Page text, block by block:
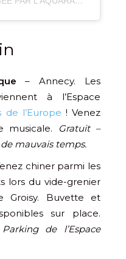
– Annecy. Les
à l’Espace
de l’Europe ! Venez
musicale.
Gratuit –
de mauvais temps.
chiner parmi les
lors du vide-grenier
Groisy. Buvette et
sur place.
de l’Espace